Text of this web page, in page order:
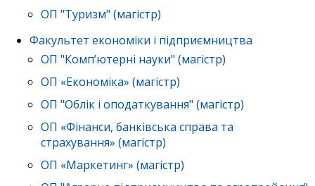
ОП "Туризм" (магістр)
Факультет економіки і підприємництва
ОП "Комп’ютерні науки" (магістр)
ОП «Економіка» (магістр)
ОП "Облік і оподаткування" (магістр)
ОП «Фінанси, банківська справа та
страхування» (магістр)
ОП «Маркетинг» (магістр)